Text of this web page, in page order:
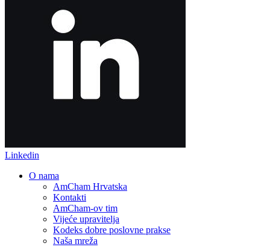
Linkedin
O nama
AmCham Hrvatska
Kontakti
AmCham-ov tim
Vijeće upravitelja
Kodeks dobre poslovne prakse
Naša mreža